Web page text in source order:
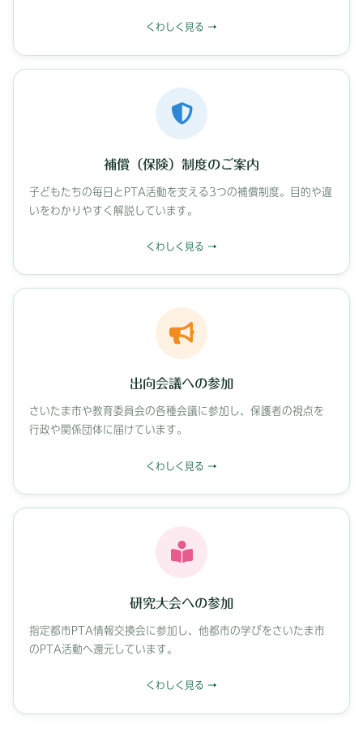
くわしく見る
補償（保険）制度のご案内
子どもたちの毎日とPTA活動を支える3つの補償制度。目的や違
いをわかりやすく解説しています。
くわしく見る
出向会議への参加
さいたま市や教育委員会の各種会議に参加し、保護者の視点を
行政や関係団体に届けています。
くわしく見る
研究大会への参加
指定都市PTA情報交換会に参加し、他都市の学びをさいたま市
のPTA活動へ還元しています。
くわしく見る